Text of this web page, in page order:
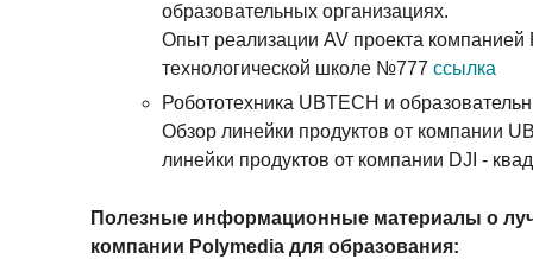
образовательных организациях.
Опыт реализации AV проекта
технологической школе №777 ссылка
Робототехника UBTECH и
Обзор линейки продуктов от компании
линейки продуктов от компании DJI -
Полезные информационные материалы о
компании Polymedia для образования: